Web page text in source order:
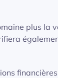
plus la